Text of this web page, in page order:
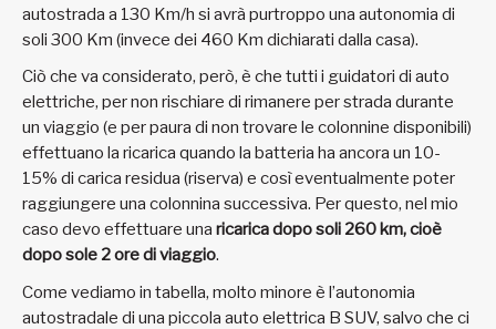
autostrada a 130 Km/h si avrà purtroppo una autonomia di
soli 300 Km (invece dei 460 Km dichiarati dalla casa).
Ciò che va considerato, però, è che tutti i guidatori di auto
elettriche, per non rischiare di rimanere per strada durante
un viaggio (e per paura di non trovare le colonnine disponibili)
effettuano la ricarica quando la batteria ha ancora un 10-
15% di carica residua (riserva) e così eventualmente poter
raggiungere una colonnina successiva. Per questo, nel mio
caso devo effettuare una ricarica dopo soli 260 km, cioè
dopo sole 2 ore di viaggio.
Come vediamo in tabella, molto minore è l’autonomia
autostradale di una piccola auto elettrica B SUV, salvo che ci